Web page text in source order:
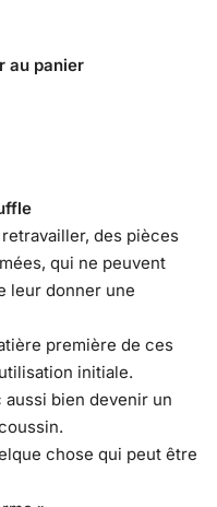
au panier
des pièces
qui ne peuvent
leur donner une
première de ces
initiale.
bien devenir un
chose qui peut être